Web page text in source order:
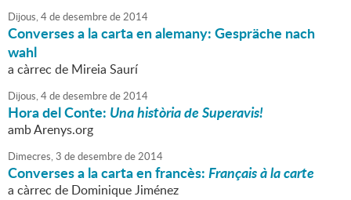
Dijous,4dedesembrede2014
Converses a la carta en alemany: Gespräche nach
wahl
a càrrec de Mireia Saurí
Dijous,4dedesembrede2014
Hora del Conte: Una història de Superavis!
amb Arenys.org
Dimecres,3 dedesembrede2014
Converses a la carta en francès:Français à la carte
a càrrec de Dominique Jiménez